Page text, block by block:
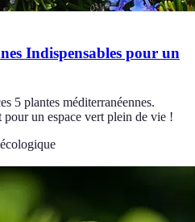
Indispensables pour un
5 plantes méditerranéennes.
un espace vert plein de vie !